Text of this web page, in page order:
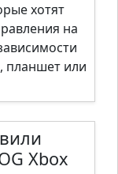
хотят
на
планшет или
Xbox